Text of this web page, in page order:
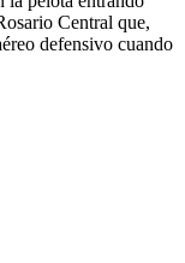
Central que,
defensivo cuando